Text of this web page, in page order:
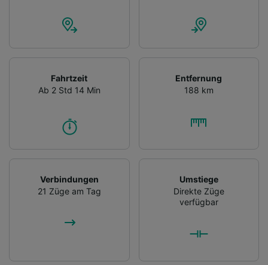
Fahrtzeit
Ab 2 Std 14 Min
Entfernung
188 km
Verbindungen
21 Züge am Tag
Umstiege
Direkte Züge
verfügbar